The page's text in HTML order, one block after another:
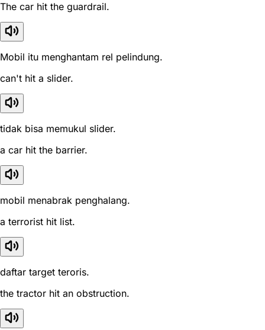
The car hit the guardrail.
Mobil itu menghantam rel pelindung.
can't hit a slider.
tidak bisa memukul slider.
a car hit the barrier.
mobil menabrak penghalang.
a terrorist hit list.
daftar target teroris.
the tractor hit an obstruction.